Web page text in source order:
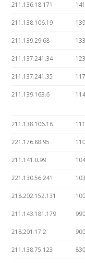
211.136.18.171
211.138.106.19
211.139.29.68
211.137.241.34
211.137.241.35
211.139.163.6
211.138.106.18
221.176.88.95
211.141.0.99
221.130.56.241
218.202.152.131
211.143.181.179
218.201.17.2
211.138.75.123